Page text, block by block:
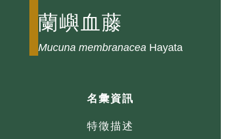
蘭嶼血藤
Mucuna membranacea Hayata
名彙資訊
特徵描述